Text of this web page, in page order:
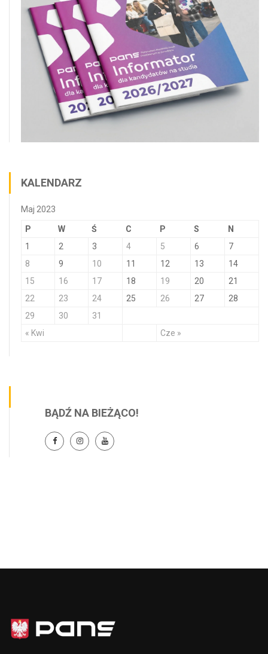
KALENDARZ
Maj 2023
P W Ś C P S N
« Kwi Cze »
1 2 3 4 5 6
7
8
9 10 11 12 13
14
15
16 17 18 19 20
21
22
23 24 25 26 27
28
29
30 31
BĄDŹ NA BIEŻĄCO!